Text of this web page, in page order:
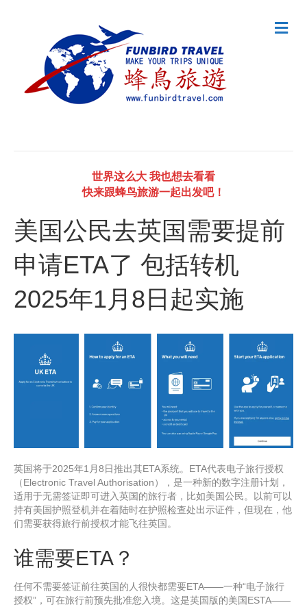
世界这么大 我也想去看看
快来跟蜂鸟旅游一起出发吧！
M
e
美国公民去英国需要提前
申请ETA了 包括转机
2025年1月8日起实施
英国将于2025年1月8日推出其ETA系统。ETA代表电子旅行授权
（Electronic Travel Authorisation），是一种新的数字注册计划，
适用于无需签证即可进入英国的旅行者，比如美国公民。以前可以
持有美国护照登机并在着陆时在护照检查处出示证件，但现在，他
们需要获得旅行前授权才能飞往英国。
谁需要ETA？
任何不需要签证前往英国的人很快都需要ETA——一种“电子旅行
授权”，可在旅行前预先批准您入境。这是英国版的美国ESTA——